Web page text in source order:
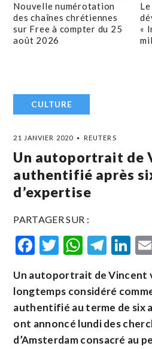
Nouvelle numérotation
des chaînes chrétiennes
sur Free à compter du 25
août 2026
«
CULTURE
21 JANVIER 2020 REUTERS
Un autoportrait de
authentifié après
d’expertise
PARTAGER SUR :
Facebook
Twitter
Un autoportrait de Vincent
longtemps considéré
authentifié au terme de six
ont annoncé lundi des
d’Amsterdam consacré au